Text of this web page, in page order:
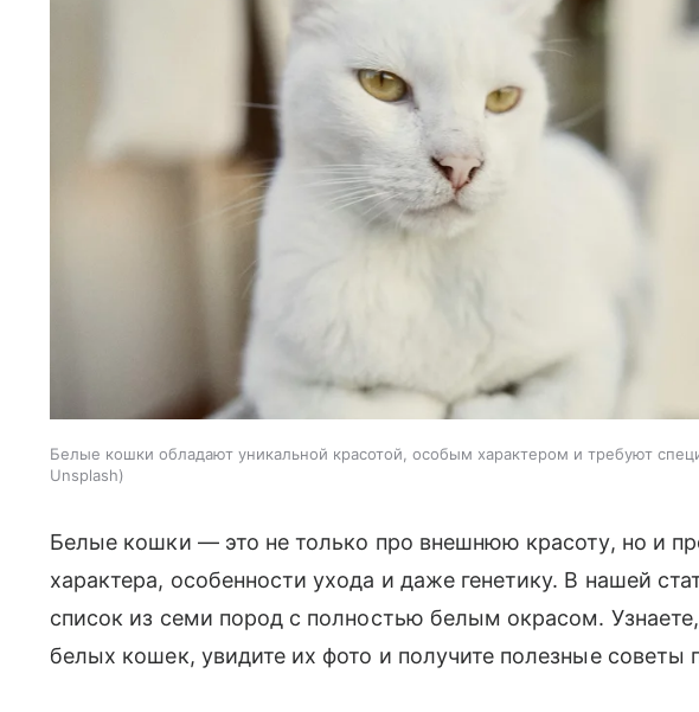
Белые кошки обладают уникальной красотой, особым характером и требуют
Unsplash
Белые кошки — это не только про внешнюю красоту, но и
характера, особенности ухода и даже генетику. В нашей
список из семи пород с полностью белым окрасом.
белых кошек, увидите их фото и получите полезные